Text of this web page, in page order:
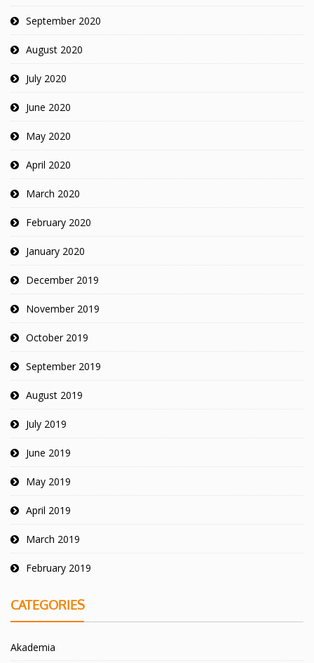
September 2020
August 2020
July 2020
June 2020
May 2020
April 2020
March 2020
February 2020
January 2020
December 2019
November 2019
October 2019
September 2019
August 2019
July 2019
June 2019
May 2019
April 2019
March 2019
February 2019
CATEGORIES
Akademia